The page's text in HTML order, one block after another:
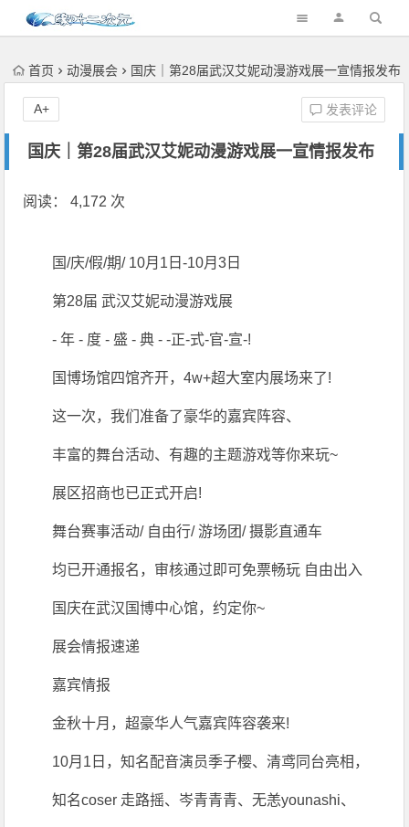
首页 动漫展会 国庆｜第28届武汉艾妮动漫游戏展一宣情报发布
国庆｜第28届武汉艾妮动漫游戏展一宣情报发布
发表评论
A+
阅读： 4,172 次
国/庆/假/期/ 10月1日-10月3日
第28届 武汉艾妮动漫游戏展
- 年 - 度 - 盛 - 典 - -正-式-官-宣-!
国博场馆四馆齐开，4w+超大室内展场来了!
这一次，我们准备了豪华的嘉宾阵容、
丰富的舞台活动、有趣的主题游戏等你来玩~
展区招商也已正式开启!
舞台赛事活动/ 自由行/ 游场团/ 摄影直通车
均已开通报名，审核通过即可免票畅玩 自由出入
国庆在武汉国博中心馆，约定你~
展会情报速递
嘉宾情报
金秋十月，超豪华人气嘉宾阵容袭来!
10月1日，知名配音演员季子樱、清鸢同台亮相，
知名coser 走路摇、岑青青青、无恙younashi、